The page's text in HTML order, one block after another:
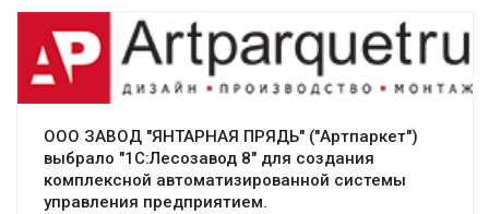
Смотреть проект
ООО ЗАВОД "ЯНТАРНАЯ ПРЯДЬ" ("Артпаркет")
выбрало "1С:Лесозавод 8" для создания
комплексной автоматизированной системы
управления предприятием.